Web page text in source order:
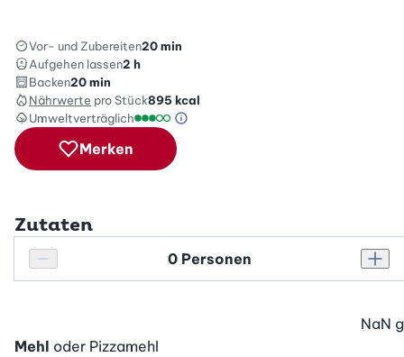
Vor- und Zubereiten20 min
Aufgehen lassen2 h
Backen20 min
Nährwerte pro Stück895 kcal
Umweltverträglich
Umweltverträglichkeitsskala: 3 von 5
Green Betty Skala Info
Merken
Zutaten
Personenanzahl verringern
Personenanzahl
Mehl oder Pizzamehl
NaN g